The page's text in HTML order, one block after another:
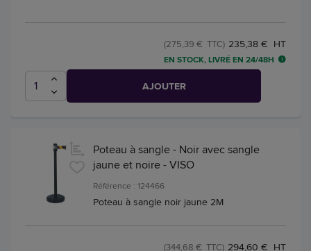
235,38 € HT
(275,39 € TTC)
EN STOCK, LIVRÉ EN 24/48H
AJOUTER
Poteau à sangle - Noir avec sangle
jaune et noire - VISO
Référence : 124466
Poteau à sangle noir jaune 2M
294,60 € HT
(344,68 € TTC)